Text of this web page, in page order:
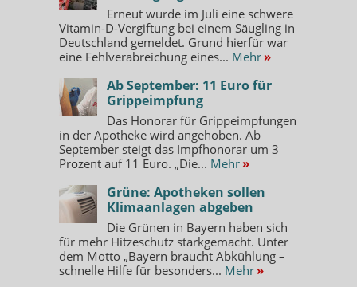
Erneut wurde im Juli eine schwere
Vitamin-D-Vergiftung bei einem Säugling in
Deutschland gemeldet. Grund hierfür war
eine Fehlverabreichung eines... Mehr »
Ab September: 11 Euro für
Grippeimpfung
Das Honorar für Grippeimpfungen
in der Apotheke wird angehoben. Ab
September steigt das Impfhonorar um 3
Prozent auf 11 Euro. „Die... Mehr »
Grüne: Apotheken sollen
Klimaanlagen abgeben
Die Grünen in Bayern haben sich
für mehr Hitzeschutz starkgemacht. Unter
dem Motto „Bayern braucht Abkühlung –
schnelle Hilfe für besonders... Mehr »